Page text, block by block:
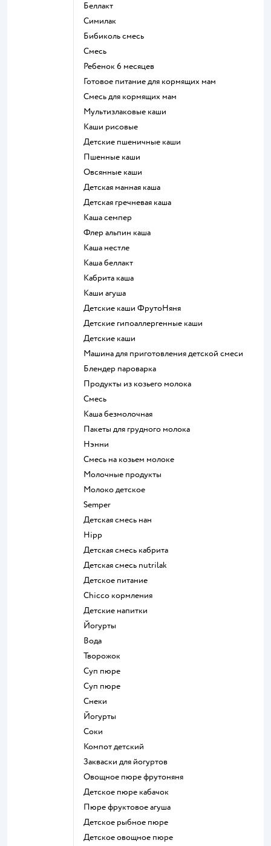
беллакт
симилак
бибиколь смесь
смесь
ребенок 6 месяцев
готовое питание для кормящих мам
смесь для кормящих мам
Мультизлаковые каши
Каши рисовые
Детские пшеничные каши
Пшенные каши
овсянные каши
детская манная каша
детская гречневая каша
каша семпер
флер альпин каша
каша нестле
каша беллакт
кабрита каша
каши агуша
Детские каши ФрутоНяня
Детские гипоаллергенные каши
детские каши
машина для приготовления детской смеси
блендер пароварка
продукты из козьего молока
смесь
каша безмолочная
пакеты для грудного молока
нэнни
смесь на козьем молоке
молочные продукты
молоко детское
semper
детская смесь нан
hipp
детская смесь кабрита
детская смесь nutrilak
детское питание
chicco кормления
детские напитки
йогурты
Вода
творожок
суп пюре
суп пюре
Снеки
йогурты
Соки
компот детский
Закваски для йогуртов
овощное пюре фрутоняня
детское пюре кабачок
пюре фруктовое агуша
детское рыбное пюре
детское овощное пюре